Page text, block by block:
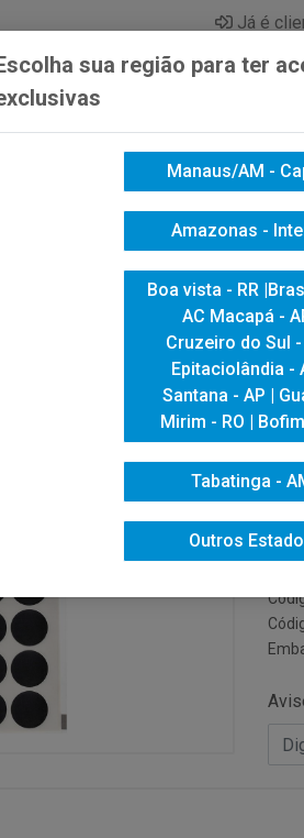
Já é
VISUAL
ETIQUETA MULTIUSO PRETA
sua região para ter
Manaus/AM -
Amazonas -
Boa vista - RR
AC Macapá -
Cruzeiro do Sul -
Epitaciolândia -
Santana - AP |
Mirim - RO |
Tabatinga -
Outros